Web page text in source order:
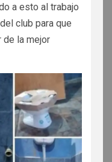
a esto al trabajo
club para que
de la mejor